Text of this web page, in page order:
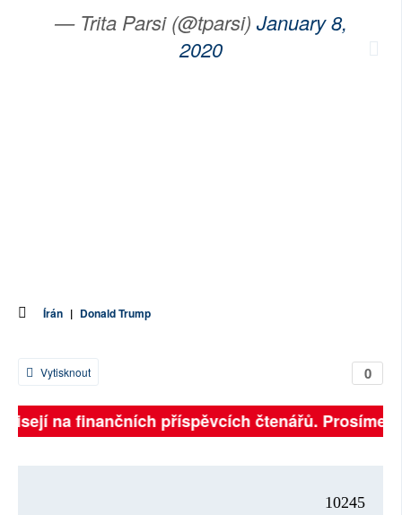
— Trita Parsi (@tparsi) January 8,
2020
Írán | Donald Trump
0
Vytisknout
na finančních příspěvcích čtenářů. Prosíme,
10245